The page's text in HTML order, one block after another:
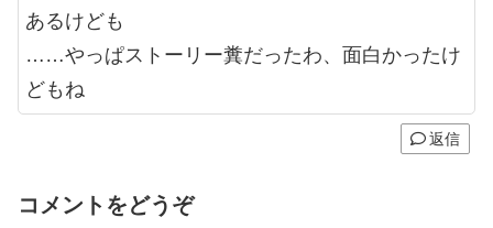
あるけども
……やっぱストーリー糞だったわ、面白かったけ
どもね
返信
コメントをどうぞ